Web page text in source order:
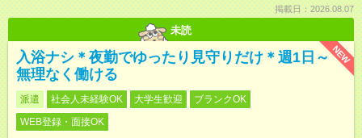
掲載日：2026.08.07
未読
NEW
入浴ナシ＊夜勤でゆったり見守りだけ＊週1日～
無理なく働ける
派遣 社会人未経験OK 大学生歓迎
ブランクOK
WEB登録・面接OK